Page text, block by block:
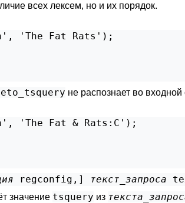
всех лексем, но и их порядок.
'The Fat Rats');
не распознает во
'The Fat & Rats:C');
regconfig , ] текст_запроса
значение tsquery из